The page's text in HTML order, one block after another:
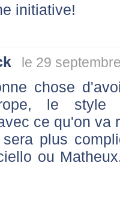
initiative!
le 29
chose
le style
ce qu'on va
plus
ou